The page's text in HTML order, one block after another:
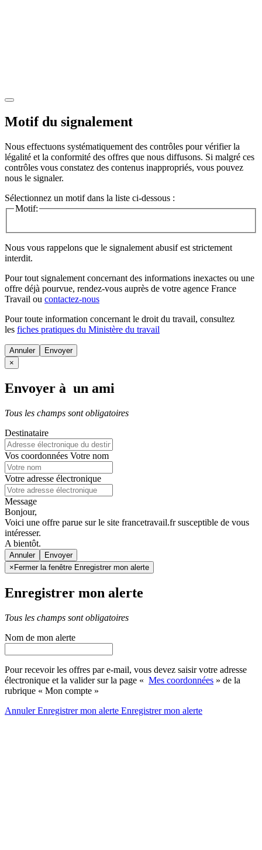
Motif du signalement
Nous effectuons systématiquement des contrôles pour vérifier la
légalité et la conformité des offres que nous diffusons. Si malgré ces
contrôles vous constatez des contenus inappropriés, vous pouvez
nous le signaler.
Sélectionnez un motif dans la liste ci-dessous :
Motif:
Nous vous rappelons que le signalement abusif est strictement
interdit.
Pour tout signalement concernant des informations inexactes ou une
offre déjà pourvue, rendez-vous auprès de votre agence France
Travail ou contactez-nous
Pour toute information concernant le droit du travail, consultez
les fiches pratiques du Ministère du travail
Annuler
×
Envoyer à un ami
Tous les champs sont obligatoires
Destinataire
Vos coordonnées Votre nom
Votre adresse électronique
Message
Bonjour,
Voici une offre parue sur le site francetravail.fr susceptible de vous
intéresser.
A bientôt.
Annuler
× Fermer la fenêtre Enregistrer mon alerte
Enregistrer mon alerte
Tous les champs sont obligatoires
Nom de mon alerte
Pour recevoir les offres par e-mail, vous devez saisir votre adresse
électronique et la valider sur la page « Mes coordonnées » de la
rubrique « Mon compte »
AnnulerEnregistrer mon alerte Enregistrermon alerte